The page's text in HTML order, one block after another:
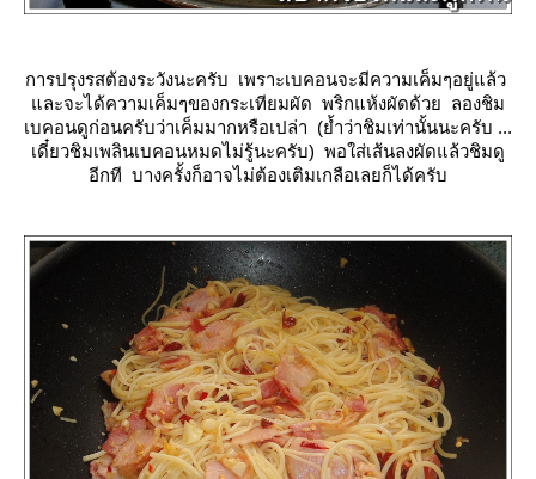
การปรุงรสต้องระวังนะครับ เพราะเบคอนจะมีความเค็มๆอยู่แล้ว
ละจะได้ความเค็มๆของกระเทียมผัด พริกแห้งผัดด้วย ลองชิม
เบคอนดูก่อนครับว่าเค็มมากหรือเปล่า (ย้ำว่าชิมเท่านั้นนะครับ ...
เดี๋ยวชิมเพลินเบคอนหมดไม่รู้นะครับ) พอใส่เส้นลงผัดแล้วชิมดู
อีกที บางครั้งก็อาจไม่ต้องเติมเกลือเลยก็ได้ครับ